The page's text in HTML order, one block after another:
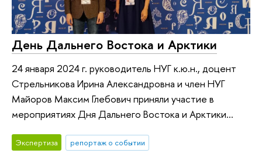
День Дальнего Востока и Арктики
24 января 2024 г. руководитель НУГ к.ю.н., доцент
Стрельникова Ирина Александровна и член НУГ
Майоров Максим Глебович приняли участие в
мероприятиях Дня Дальнего Востока и Арктики...
Экспертиза репортаж о событии